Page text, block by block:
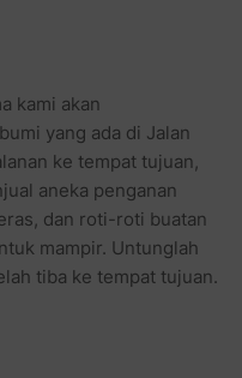
kami akan
yang ada di Jalan
ke tempat tujuan,
aneka penganan
dan roti-roti buatan
mampir. Untunglah
tiba ke tempat tujuan.